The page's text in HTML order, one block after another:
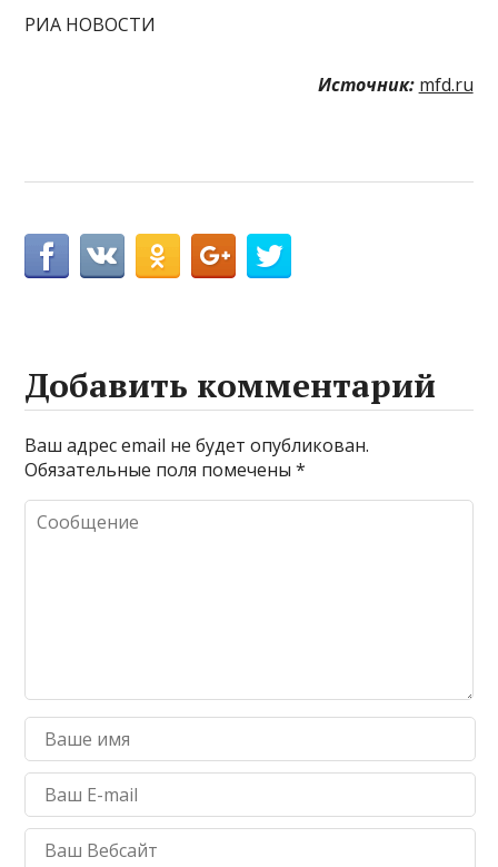
РИА НОВОСТИ
Источник: mfd.ru
Добавить комментарий
Ваш адрес email не будет опубликован.
Обязательные поля помечены*